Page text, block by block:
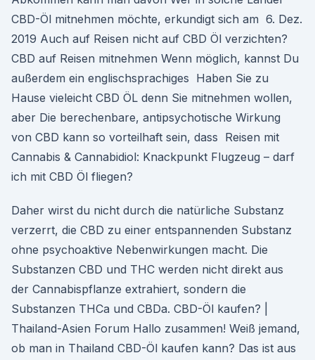
CBD-Öl mitnehmen möchte, erkundigt sich am 6. Dez.
2019 Auch auf Reisen nicht auf CBD Öl verzichten?
CBD auf Reisen mitnehmen Wenn möglich, kannst Du
außerdem ein englischsprachiges Haben Sie zu
Hause vieleicht CBD ÖL denn Sie mitnehmen wollen,
aber Die berechenbare, antipsychotische Wirkung
von CBD kann so vorteilhaft sein, dass Reisen mit
Cannabis & Cannabidiol: Knackpunkt Flugzeug – darf
ich mit CBD Öl fliegen?
Daher wirst du nicht durch die natürliche Substanz
verzerrt, die CBD zu einer entspannenden Substanz
ohne psychoaktive Nebenwirkungen macht. Die
Substanzen CBD und THC werden nicht direkt aus
der Cannabispflanze extrahiert, sondern die
Substanzen THCa und CBDa. CBD-Öl kaufen? |
Thailand-Asien Forum Hallo zusammen! Weiß jemand,
ob man in Thailand CBD-Öl kaufen kann? Das ist aus